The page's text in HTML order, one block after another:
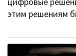
этим решениям